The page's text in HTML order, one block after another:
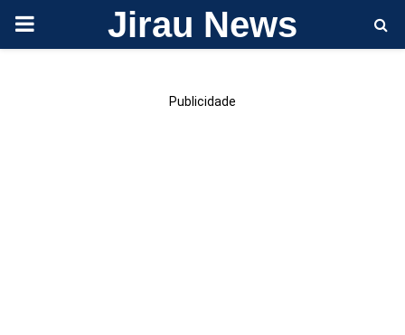
PRIMARY Jirau News
Publicidade